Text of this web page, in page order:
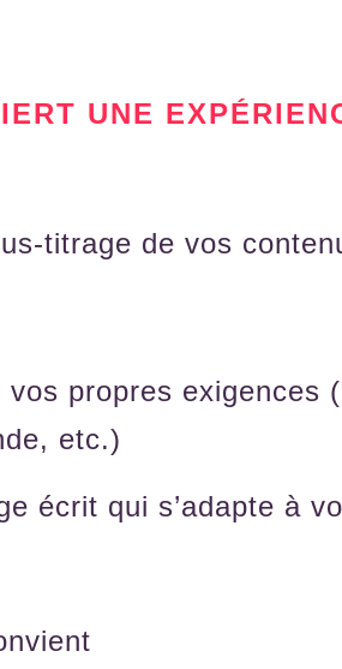
UNE
titrage de vos
propres exigences
etc.)
écrit qui s’adapte à